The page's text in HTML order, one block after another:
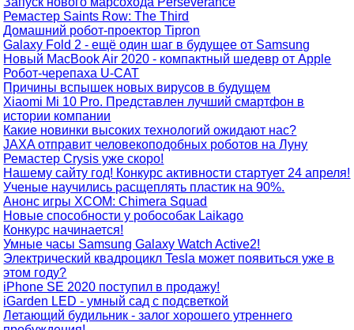
Ремастер Saints Row: The Third
Домашний робот-проектор Tipron
Galaxy Fold 2 - ещё один шаг в будущее от Samsung
Новый MacBook Air 2020 - компактный шедевр от Apple
Робот-черепаха U-CAT
Причины вспышек новых вирусов в будущем
Xiaomi Mi 10 Pro. Представлен лучший смартфон в
истории компании
Какие новинки высоких технологий ожидают нас?
JAXA отправит человекоподобных роботов на Луну
Ремастер Crysis уже скоро!
Нашему сайту год! Конкурс активности стартует 24 апреля!
Ученые научились расщеплять пластик на 90%.
Анонс игры XCOM: Chimera Squad
Новые способности у робособак Laikago
Конкурс начинается!
Умные часы Samsung Galaxy Watch Active2!
Электрический квадроцикл Tesla может появиться уже в
этом году?
iPhone SE 2020 поступил в продажу!
iGarden LED - умный сад с подсветкой
Летающий будильник - залог хорошего утреннего